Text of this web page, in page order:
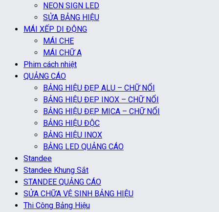
NEON SIGN LED
SỬA BẢNG HIỆU
MÁI XẾP DI ĐỘNG
MÁI CHE
MÁI CHỮ A
Phim cách nhiệt
QUẢNG CÁO
BẢNG HIỆU ĐẸP ALU – CHỮ NỔI
BẢNG HIỆU ĐẸP INOX – CHỮ NỔI
BẢNG HIỆU ĐẸP MICA – CHỮ NỔI
BẢNG HIỆU ĐỘC
BẢNG HIỆU INOX
BẢNG LED QUẢNG CÁO
Standee
Standee Khung Sắt
STANDEE QUẢNG CÁO
SỬA CHỮA VỆ SINH BẢNG HIỆU
Thi Công Bảng Hiệu